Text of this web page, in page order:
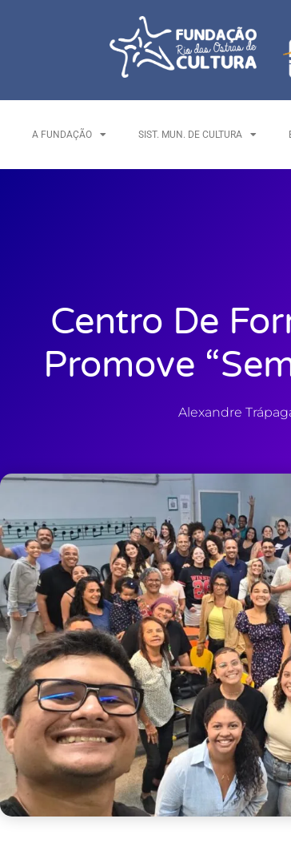
A FUNDAÇÃO SIST. MUN. DE CULTURA
Centro De
Promove
Alexandre